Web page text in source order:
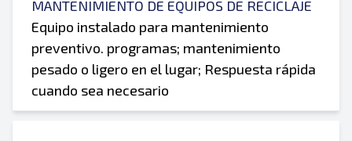
MANTENIMIENTO DE EQUIPOS DE RECICLAJE
Equipo instalado para mantenimiento
preventivo. programas; mantenimiento
pesado o ligero en el lugar; Respuesta rápida
cuando sea necesario